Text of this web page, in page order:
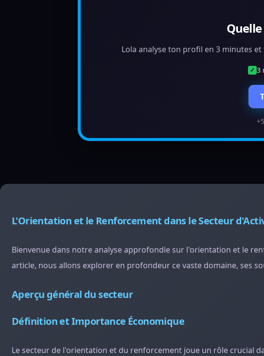
Lola analyse ton profil en 3 minutes
✓ 3
L'Orientation et le Renforcement dans le Secteur
Bienvenue dans notre analyse approfondie sur l'orientation et le
article, nous allons explorer en profondeur ce vaste domaine, ses
Aperçu général du secteur
Définition et Importance Économique
Le secteur de l'orientation et du renforcement joue un rôle crucial